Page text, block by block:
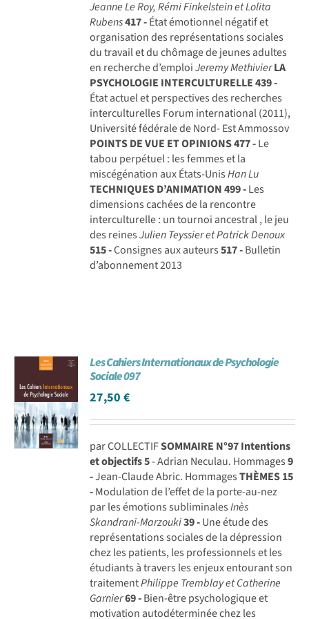
Jeanne Le Roy, Rémi Finkelstein et Lolita
Rubens417 -État émotionnel négatif et
organisation des représentations sociales
du travail et du chômage de jeunes adultes
en recherche d’emploiJeremy MethivierLA
PSYCHOLOGIE INTERCULTURELLE439 -
État actuel et perspectives des recherches
interculturelles Forum international (2011),
Université fédérale de Nord- Est Ammossov
POINTS DE VUE ET OPINIONS477 -Le
tabou perpétuel : les femmes et la
miscégénation aux États-UnisHan Lu
TECHNIQUES D’ANIMATION499 -Les
dimensions cachées de la rencontre
interculturelle : un tournoi ancestral , le jeu
des reinesJulien Teyssier et Patrick Denoux
515 -Consignes aux auteurs517 -Bulletin
d’abonnement 2013
Les Cahiers Internationaux de Psychologie
Sociale 097
27,50€
par COLLECTIFSOMMAIRE N°97Intentions
et objectifs5- Adrian Neculau. Hommages9
-Jean-Claude Abric. HommagesTHÈMES15
-Modulation de l’effet de la porte-au-nez
par les émotions subliminalesInès
Skandrani-Marzouki39 -Une étude des
représentations sociales de la dépression
chez les patients, les professionnels et les
étudiants à travers les enjeux entourant son
traitementPhilippe Tremblay et Catherine
Garnier69 -Bien-être psychologique et
motivation autodéterminée chez les